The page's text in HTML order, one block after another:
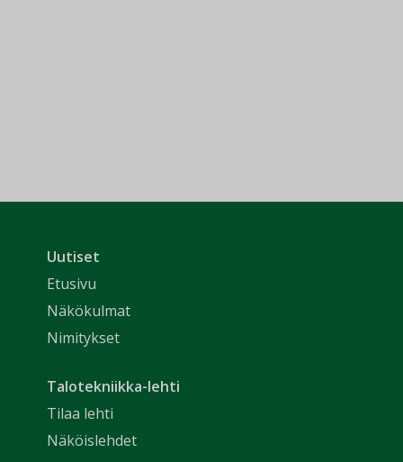
Uutiset
Etusivu
Näkökulmat
Nimitykset
Talotekniikka-lehti
Tilaa lehti
Näköislehdet